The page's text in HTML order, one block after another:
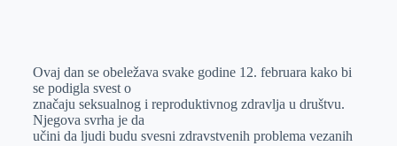
r
n
A
p
p
i
l
Ovaj dan se obeležava svake godine 12. februara kako bi
se podigla svest o
značaju seksualnog i reproduktivnog zdravlja u društvu.
Njegova svrha je da
učini da ljudi budu svesni zdravstvenih problema vezanih